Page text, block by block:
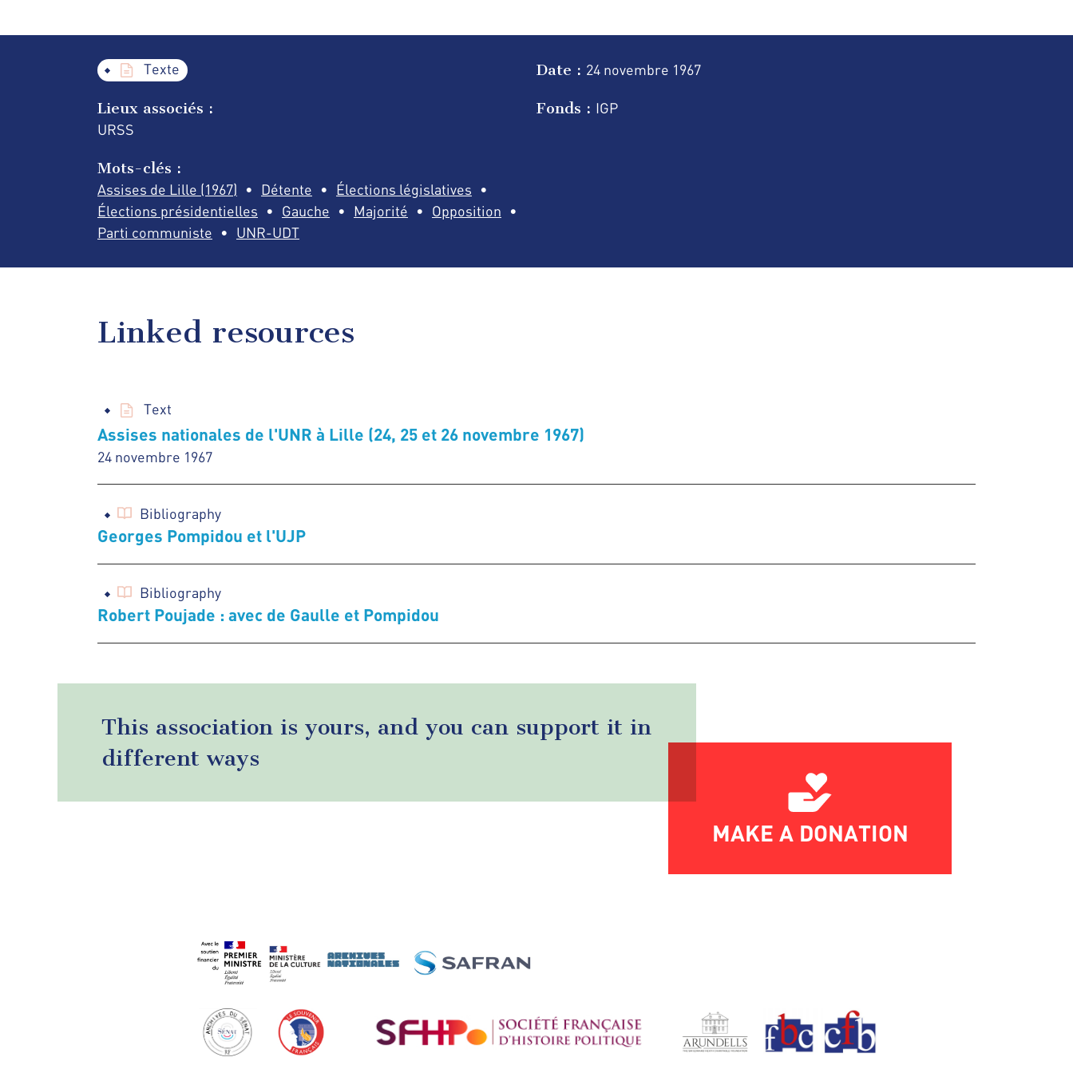
Texte
Lieux associés :
URSS
Mots-clés :
Assises de Lille (1967) Détente
Élections législatives
Élections présidentielles
Gauche Majorité
Opposition
Parti communiste
UNR-UDT
Date : 24 novembre 1967
Fonds : IGP
Linked resources
Text
Assises nationales de l'UNR à Lille (24, 25 et 26 novembre 1967)
24 novembre 1967
Bibliography
Georges Pompidou et l'UJP
Bibliography
Robert Poujade : avec de Gaulle et Pompidou
This association is yours, and you can support it in
different ways
MAKE A DONATION